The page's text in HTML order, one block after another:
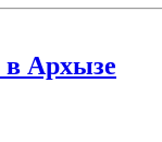
Архызе